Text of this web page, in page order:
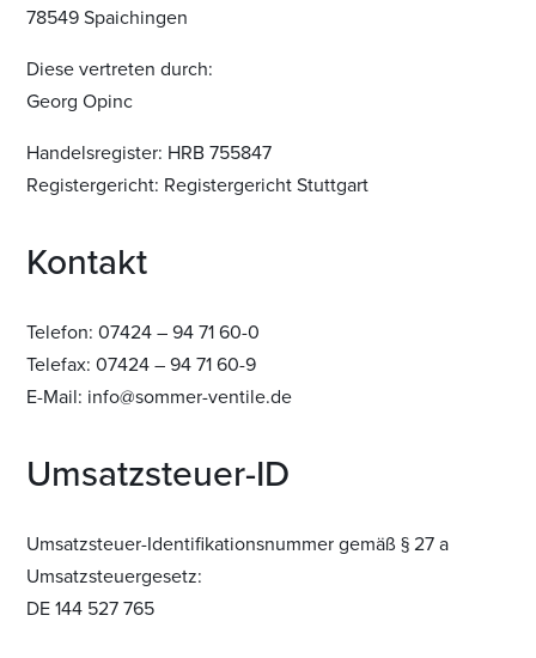
78549 Spaichingen
Diese vertreten durch:
Georg Opinc
Handelsregister: HRB 755847
Registergericht: Registergericht Stuttgart
Kontakt
Telefon: 07424 – 94 71 60-0
Telefax: 07424 – 94 71 60-9
E-Mail: info@sommer-ventile.de
Umsatzsteuer-ID
Umsatzsteuer-Identifikationsnummer gemäß § 27 a
Umsatzsteuergesetz:
DE 144 527 765